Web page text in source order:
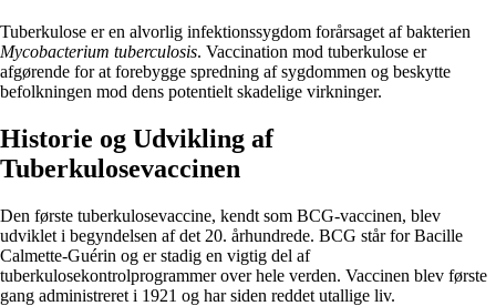
Tuberkulose er en alvorlig infektionssygdom forårsaget af bakterien
Mycobacterium tuberculosis. Vaccination mod tuberkulose er
afgørende for at forebygge spredning af sygdommen og beskytte
befolkningen mod dens potentielt skadelige virkninger.
Historie og Udvikling af
Tuberkulosevaccinen
Den første tuberkulosevaccine, kendt som BCG-vaccinen, blev
udviklet i begyndelsen af det 20. århundrede. BCG står for Bacille
Calmette-Guérin og er stadig en vigtig del af
tuberkulosekontrolprogrammer over hele verden. Vaccinen blev første
gang administreret i 1921 og har siden reddet utallige liv.